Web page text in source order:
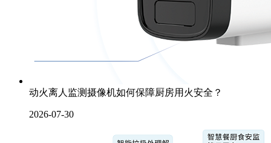
动火离人监测摄像机如何保障厨房用火安全？
2026-07-30